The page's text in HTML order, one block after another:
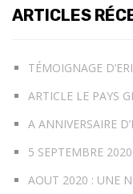
ARTICLES
TÉMOIGNAGE
ARTICLE LE PAYS
A ANNIVERSAIRE
5 SEPTEMBRE
AOUT 2020 : UNE